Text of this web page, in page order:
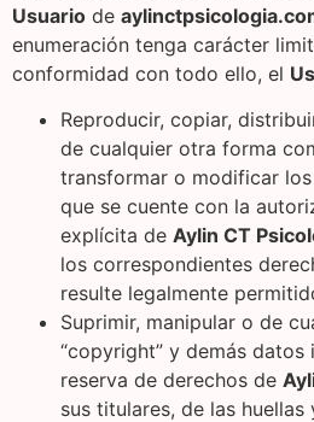
Usuario de
enumeración tenga carácter
conformidad con todo ello, el
Reproducir, copiar,
de cualquier otra forma
transformar o modificar
que se cuente con la
explícita de Aylin CT
los correspondientes
resulte legalmente
Suprimir, manipular o de
“copyright” y demás
reserva de derechos de
sus titulares, de las